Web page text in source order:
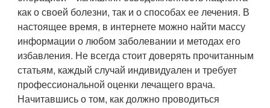
как о своей болезни, так и о способах ее лечения. В
настоящее время, в интернете можно найти массу
информации о любом заболевании и методах его
избавления. Не всегда стоит доверять прочитанным
статьям, каждый случай индивидуален и требует
профессиональной оценки лечащего врача.
Начитавшись о том, как должно проводиться